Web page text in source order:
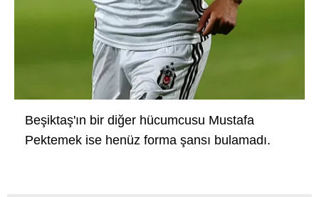
Beşiktaş'ın bir diğer hücumcusu Mustafa
Pektemek ise henüz forma şansı bulamadı.